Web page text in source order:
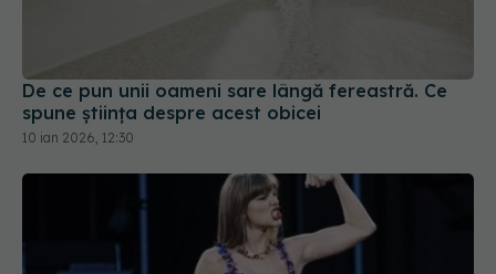
De ce pun unii oameni sare lângă fereastră. Ce
spune știința despre acest obicei
10 ian 2026, 12:30